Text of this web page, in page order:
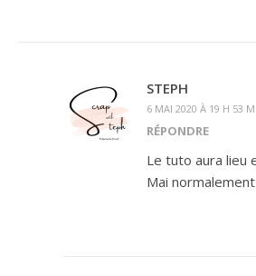
STEPH
6 MAI 2020 À 19 H 53
RÉPONDRE
Le tuto aura lieu
Mai normalement